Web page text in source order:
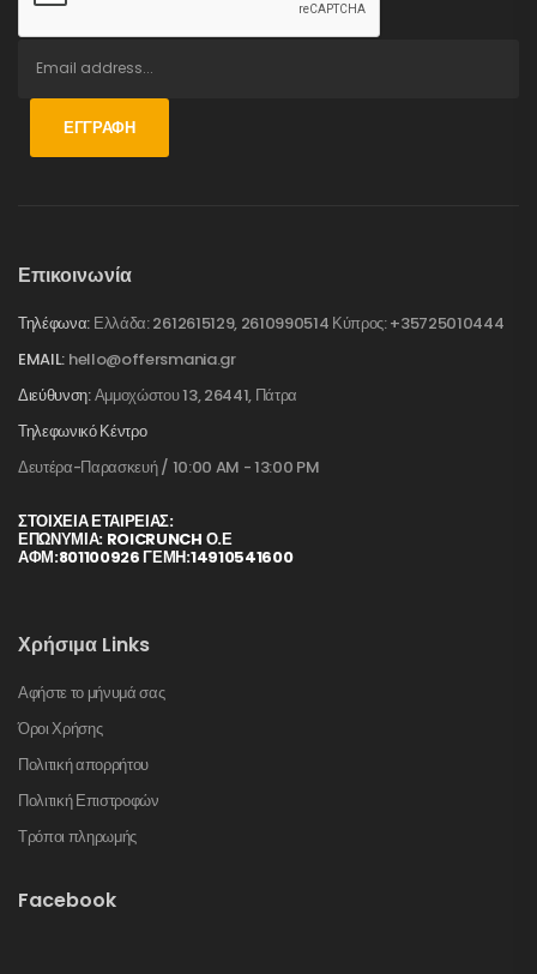
ΕΓΓΡΑΦΉ
Επικοινωνία
Τηλέφωνα: Ελλάδα: 2612615129, 2610990514 Κύπρος: +35725010444
EMAIL: hello@offersmania.gr
Διεύθυνση:Αμμοχώστου 13, 26441, Πάτρα
Τηλεφωνικό Κέντρο
Δευτέρα-Παρασκευή / 10:00 AM - 13:00 PM
ΣΤΟΙΧΕΊΑ ΕΤΑΙΡΕΊΑΣ:
ΕΠΩΝΥΜΙΑ: ROICRUNCH Ο.Ε
ΑΦΜ:801100926 ΓΕΜΗ:14910541600
Χρήσιμα Links
Αφήστε το μήνυμά σας
Όροι Χρήσης
Πολιτική απορρήτου
Πολιτική Επιστροφών
Τρόποι πληρωμής
Facebook